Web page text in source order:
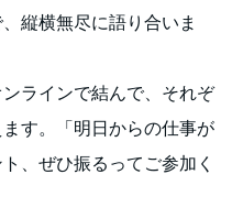
縦横無尽に語り合いま
ラインで結んで、それぞ
す。「明日からの仕事が
、ぜひ振るってご参加く